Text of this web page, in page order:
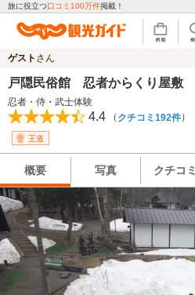
旅に役立つ口コミ100万件掲載！
ゲスト さん
戸隠民俗館 忍者からくり屋敷
忍者・侍・武士体験
4.4 （ クチコミ192件）
王道
概要 写真 クチコミ